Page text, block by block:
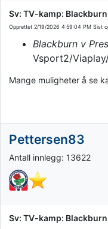
Sv: TV-kamp:
Opprettet 2/19/2026 4:59:04 PM Sist
Blackburn v
Vsport2/
Mange muligheter å se
Pettersen83
Antall innlegg: 13622
Sv: TV-kamp: